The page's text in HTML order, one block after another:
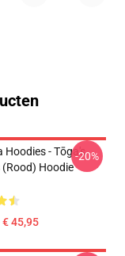
Hoodies - Tōga's
(rood) Hoodie
€ 45,95
-20%